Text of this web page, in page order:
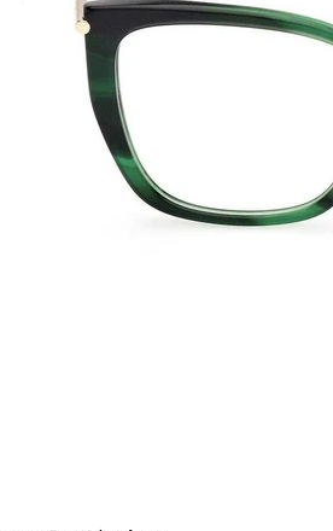
Provador Virtual
de costureiros. A proposta
peças luxuosas e atemporais de alta
por seus fundadores e depois
renomados mundialmente. Nos
o mesmo espírito de sofisticação e
no mundo da moda.